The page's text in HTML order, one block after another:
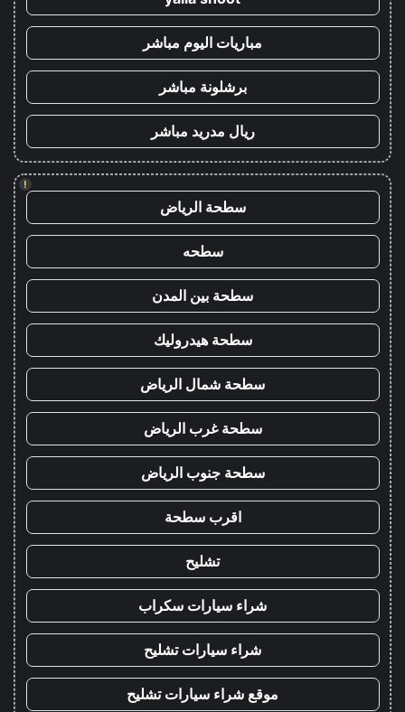
مباريات اليوم مباشر
برشلونة مباشر
ريال مدريد مباشر
!
سطحة الرياض
سطحه
سطحة بين المدن
سطحة هيدروليك
سطحة شمال الرياض
سطحة غرب الرياض
سطحة جنوب الرياض
اقرب سطحة
تشليح
شراء سيارات سكراب
شراء سيارات تشليح
موقع شراء سيارات تشليح